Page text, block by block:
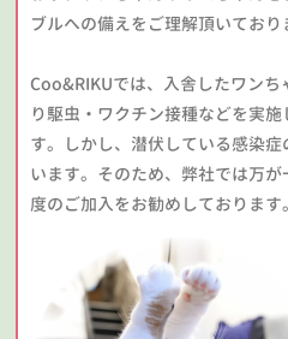
ブルへの備えをご理解頂いており
Coo&RIKUでは、入舎したワン
り駆虫・ワクチン接種などを実
す。しかし、潜伏している感染
います。そのため、弊社では万
度のご加入をお勧めしております。